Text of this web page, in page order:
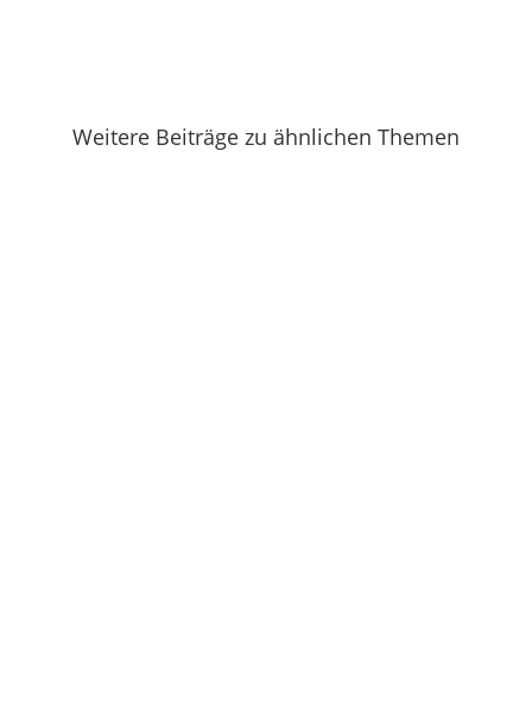
Weitere Beiträge zu ähnlichen Themen